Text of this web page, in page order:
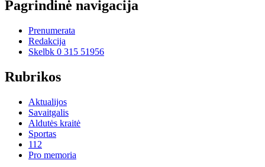
Pagrindinė navigacija
Prenumerata
Redakcija
Skelbk 0 315 51956
Rubrikos
Aktualijos
Savaitgalis
Aldutės kraitė
Sportas
112
Pro memoria